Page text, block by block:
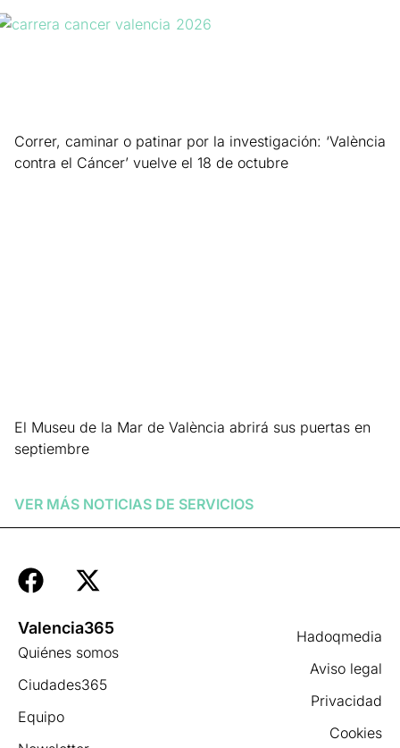
Correr, caminar o patinar por la investigación: ‘València
contra el Cáncer’ vuelve el 18 de octubre
El Museu de la Mar de València abrirá sus puertas en
septiembre
VER MÁS NOTICIAS DE SERVICIOS
Hadoqmedia
Aviso legal
Privacidad
Cookies
Valencia365
Quiénes somos
Ciudades365
Equipo